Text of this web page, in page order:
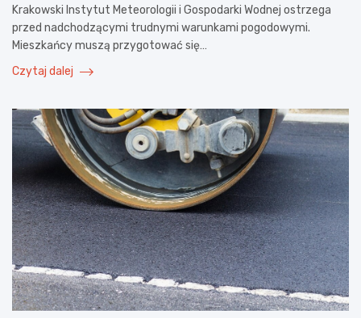
Krakowski Instytut Meteorologii i Gospodarki Wodnej ostrzega
przed nadchodzącymi trudnymi warunkami pogodowymi.
Mieszkańcy muszą przygotować się…
Czytaj dalej